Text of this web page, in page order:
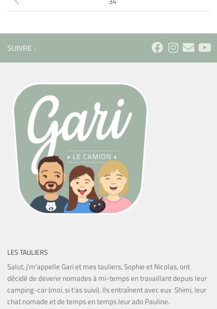
SUIVRE :
LES TAULIERS
Salut, j’m’appelle Gari et mes tauliers, Sophie et Nicolas, ont
décidé de devenir nomades à mi-temps en travaillant depuis leur
camping-car (moi, si t’as suivi). Ils entraînent avec eux Shimi, leur
chat nomade et de temps en temps leur ado Pauline.